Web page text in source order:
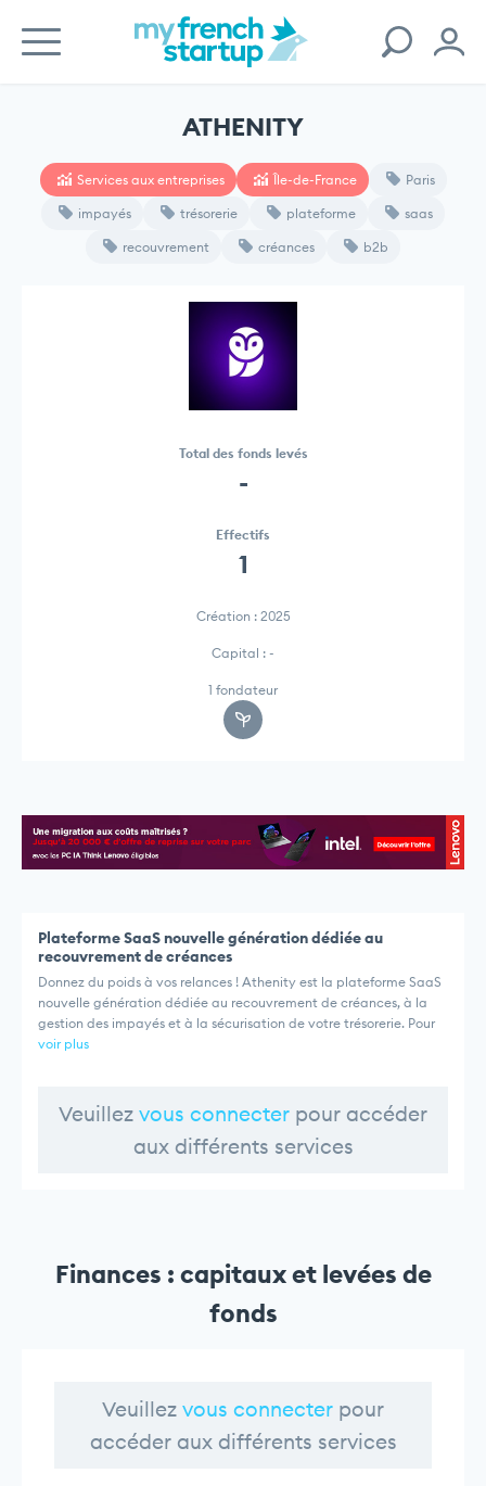
ATHENITY
Services aux entreprises Île-de-France Paris
impayés trésorerie plateforme saas
recouvrement créances b2b
Total des fonds levés
-
Effectifs
1
Création : 2025
Capital : -
1 fondateur
Plateforme SaaS nouvelle génération dédiée au
recouvrement de créances
Donnez du poids à vos relances ! Athenity est la plateforme SaaS
nouvelle génération dédiée au recouvrement de créances, à la
gestion des impayés et à la sécurisation de votre trésorerie. Pour
voir plus
Veuillez vous connecter pour accéder
aux différents services
Finances : capitaux et levées de
fonds
Veuillez vous connecter pour
accéder aux différents services